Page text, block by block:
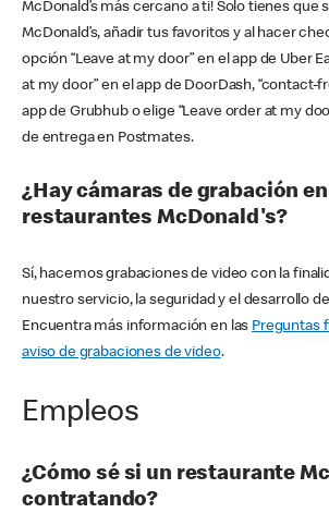
McDonald’s más cercano a ti! Solo tienes que
McDonald’s, añadir tus favoritos y al hacer
opción “Leave at my door” en el app de Uber
at my door” en el app de DoorDash, “contact-
app de Grubhub o elige “Leave order at my
de entrega en Postmates.
¿Hay cámaras de grabación
restaurantes McDonald's?
Sí, hacemos grabaciones de video con la
nuestro servicio, la seguridad y el desarrollo
Encuentra más información en las Preguntas
aviso de grabaciones de video.
Empleos
¿Cómo sé si un restaurante
contratando?